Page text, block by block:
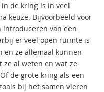
de kring is in veel
keuze. Bijvoorbeeld voor
introduceren van een
er veel open ruimte is
en ze allemaal kunnen
ze al weten en wat ze
de grote kring als een
bij het samen vieren